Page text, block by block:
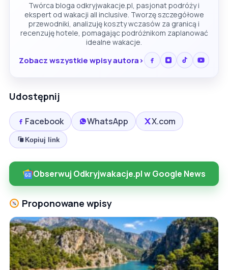
Twórca bloga odkryjwakacje.pl, pasjonat podróży i
ekspert od wakacji all inclusive. Tworzę szczegółowe
przewodniki, analizuję koszty wczasów za granicą i
recenzuję hotele, pomagając podróżnikom zaplanować
idealne wakacje.
Zobacz wszystkie wpisy autora
Udostępnij
Facebook WhatsApp X.com
Kopiuj link
Obserwuj Odkryjwakacje.pl w Google News
Proponowane wpisy